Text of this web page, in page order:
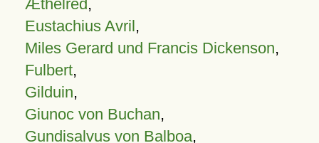
Æthelred,
Eustachius Avril,
Miles Gerard und Francis Dickenson,
Fulbert,
Gilduin,
Giunoc von Buchan,
Gundisalvus von Balboa,